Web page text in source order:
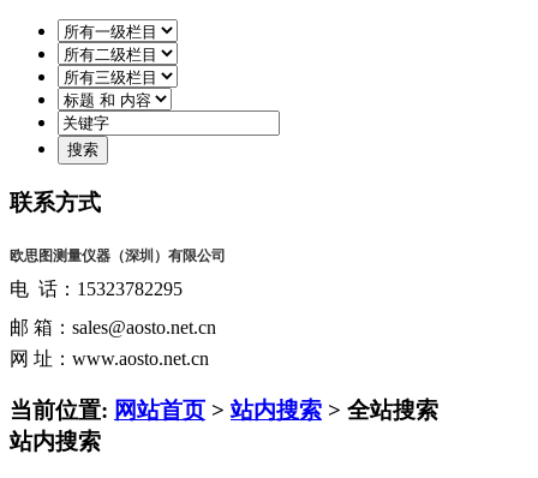
联系方式
欧思图测量仪器（深圳）有限公司
电 话：15323782295
邮 箱：sales@aosto.net.cn
网 址：www.aosto.net.cn
当前位置: 网站首页 > 站内搜索 > 全站搜索
站内搜索